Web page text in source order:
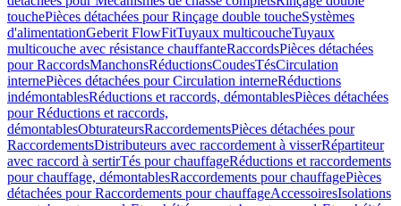
touchePièces détachées pour Rinçage double toucheSystèmes
d'alimentationGeberit FlowFitTuyaux multicoucheTuyaux
multicouche avec résistance chauffanteRaccordsPièces détachées
pour RaccordsManchonsRéductionsCoudesTésCirculation
internePièces détachées pour Circulation interneRéductions
indémontablesRéductions et raccords, démontablesPièces détachées
pour Réductions et raccords,
démontablesObturateursRaccordementsPièces détachées pour
RaccordementsDistributeurs avec raccordement à visserRépartiteur
avec raccord à sertirTés pour chauffageRéductions et raccordements
pour chauffage, démontablesRaccordements pour chauffagePièces
détachées pour Raccordements pour chauffageAccessoiresIsolations